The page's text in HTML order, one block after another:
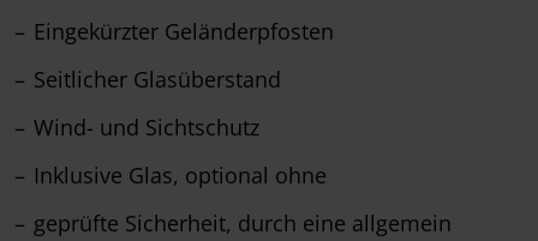
Eingekürzter Geländerpfosten
Seitlicher Glasüberstand
Wind- und Sichtschutz
Inklusive Glas, optional ohne
geprüfte Sicherheit, durch eine allgemein